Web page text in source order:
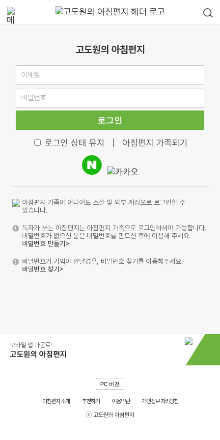
고도원의 아침편지
로그인
로그인 상태 유지 아침편지 가족되기
아침편지 가족이 아니어도 소셜 및 외부 계정으로 로그인할 수
있습니다.
독자가 쓰는 아침편지는 아침편지 가족으로 로그인하셔야 가능합니다.
비밀번호가 없으신 분은 비밀번호를 만드신 후에 이용해 주세요.
비밀번호 만들기>
비밀번호가 기억이 안날경우, 비밀번호 찾기를 이용해주세요.
비밀번호 찾기>
모바일 앱 다운로드
고도원의 아침편지
PC 버전
아침편지 소개 추천하기 이용약관
개인정보 처리방침
ⓒ 고도원의 아침편지